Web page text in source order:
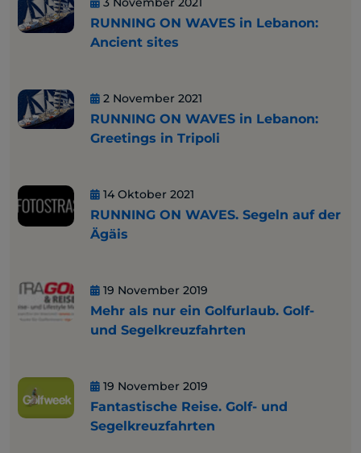
RUNNING ON WAVES in Lebanon:
Ancient sites
2 November 2021
RUNNING ON WAVES in Lebanon:
Greetings in Tripoli
14 Oktober 2021
RUNNING ON WAVES. Segeln auf der
Ägäis
19 November 2019
Mehr als nur ein Golfurlaub. Golf-
und Segelkreuzfahrten
19 November 2019
Fantastische Reise. Golf- und
Segelkreuzfahrten